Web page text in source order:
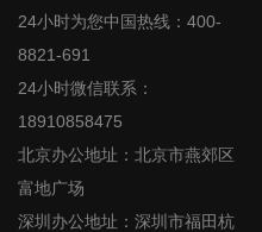
24小时为您中国热线：400-
8821-691
24小时微信联系：
18910858475
北京办公地址：北京市燕郊区
富地广场
深圳办公地址：深圳市福田杭